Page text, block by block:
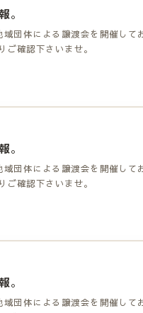
。
団体による譲渡会を開催し
確認下さいませ。
。
団体による譲渡会を開催し
確認下さいませ。
。
団体による譲渡会を開催し